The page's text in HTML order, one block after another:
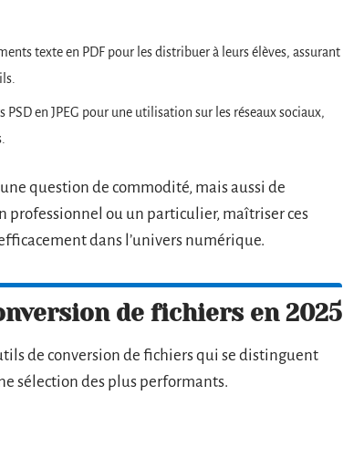
texte en PDF pour les distribuer à leurs élèves, assurant
en JPEG pour une utilisation sur les réseaux sociaux,
question de commodité, mais aussi de
professionnel ou un particulier, maîtriser ces
dans l’univers numérique.
de fichiers en 2025
de conversion de fichiers qui se distinguent
sélection des plus performants.